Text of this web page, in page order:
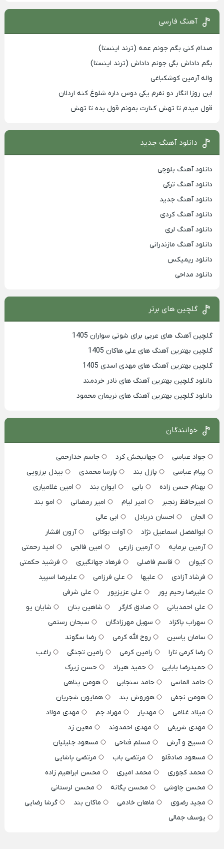
آهنگ فارسی
صدام کنی بگم جونم عمه (ترند اینستا)
بگم داداش بگی جونم داداش (ترند اینستا)
واله آرمین کوشکباغی
این روزا انگار دو نفرم یکی دوس داره شلوغ کنه اردلان
قول میدم تا تهش کنارت بمونم قول بده تا تهش
دانلود آهنگ جدید
دانلود آهنگ بلوچی
دانلود آهنگ ترکی
دانلود آهنگ جدید
دانلود آهنگ کردی
دانلود آهنگ لری
دانلود آهنگ مازندرانی
دانلود ریمیکس
دانلود مداحی
گلچین های برتر
گلچین آهنگ های عربی برای شوتی سواران 1405
گلچین بهترين آهنگ های علی هاکان 1405
گلچین بهترین آهنگ های مهدی اسدی 1405
دانلود گلچین بهترین آهنگ های نادر خردمند
دانلود گلچین بهترین آهنگ های نریمان محمود
خوانندگان
جواد عباسی جهانبخش کرد
جاسم خدارحمی
پیام عباسی
پازل بند پارسا محمدی
بیدل برزویی
بهنام حسن زاده
بابی ایوان بند
امین غلامیاری
امیرحافظ رنجبر
امیر لیام امیر رمضانی
امو بند
الجان
احسان دریادل
ابی عالی
ابوالفضل اسماعیل نژاد
آوات بوکانی
آرون افشار
آرمین برمایه
آرمین زارعی امین فالجی
امید رحمتی
کیوان
قاسم فاضلی فرهاد جهانگیری
فرشید حکمتی
فرشاد آزادی
علیها علی فرزامی
علیرضا اسپید
علیرضا رحیم پور
علی عزیزپور
علی شرفی
علی احمدیانی
صادق کارگر شاهین بنان
شایان یو
سهراب پاکزاد
سهیل مهرزادگان
سبحان رستمی
سامان یاسین
روح الله کرمی
رضا سگوند
رضا کرمی تارا
رامین کرمی رامین تجنگی
راغب
حمیدرضا بابایی
حمید هیراد
حسن زیرک
حامد الماسی
حامد سنجابی
هومن پناهی
هومن نجفی
هوروش بند
همایون شجریان
میلاد غلامی
مهدیار مهراد جم
مهدی مولاد
مهدی شریفی
مهدی احمدوند
معین زد
مسیح و آرش
مسلم فتاحی
مسعود جلیلیان
مسعود صادقلو
مرتضی باب
مرتضی پاشایی
محمد کجوری
محمد امیری
محسن ابراهیم زاده
محسن چاوشی
محسن یگانه
محسن لرستانی
مجید رضوی
ماهان خادمی ماکان بند
گرشا رضایی
یوسف جمالی